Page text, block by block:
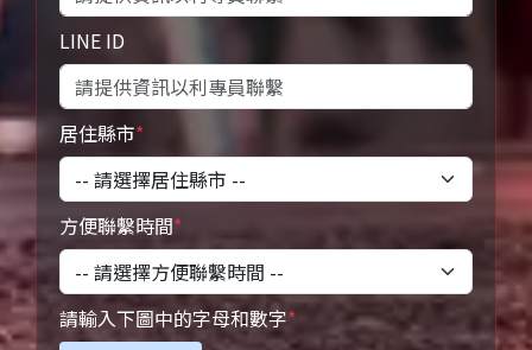
LINE ID
居住縣市*
方便聯繫時間*
請輸入下圖中的字母和數字*